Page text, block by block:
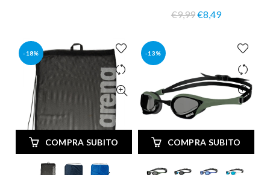
€9,99€8,49
-18%
COMPRA SUBITO
-13%
COMPRA SUBITO